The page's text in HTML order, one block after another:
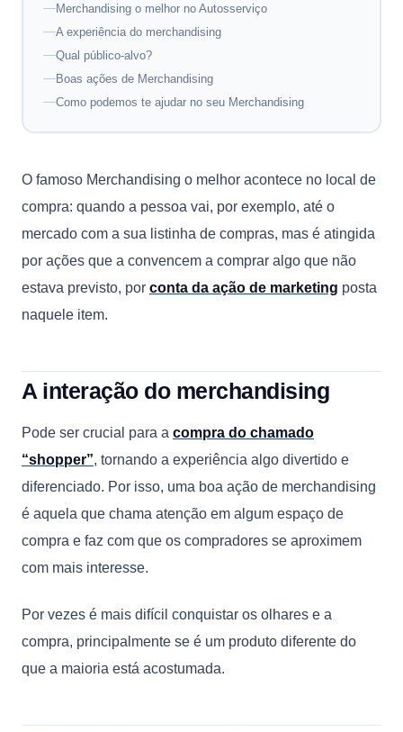
Merchandising o melhor no Autosserviço
A experiência do merchandising
Qual público-alvo?
Boas ações de Merchandising
Como podemos te ajudar no seu Merchandising
O famoso Merchandising o melhor acontece no local de
compra: quando a pessoa vai, por exemplo, até o
mercado com a sua listinha de compras, mas é atingida
por ações que a convencem a comprar algo que não
estava previsto, por conta da ação de marketing posta
naquele item.
A interação do merchandising
Pode ser crucial para a compra do chamado
“shopper”, tornando a experiência algo divertido e
diferenciado. Por isso, uma boa ação de merchandising
é aquela que chama atenção em algum espaço de
compra e faz com que os compradores se aproximem
com mais interesse.
Por vezes é mais difícil conquistar os olhares e a
compra, principalmente se é um produto diferente do
que a maioria está acostumada.